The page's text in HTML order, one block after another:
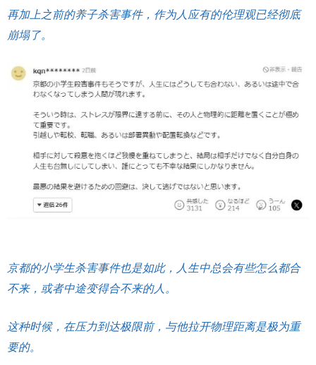
再加上之前的养子杀害事件，作为人应有的伦理观已经彻底
崩塌了。
京都的小学生杀害事件也是如此，人生中总会有些怎么都合
不来，或者中途变得合不来的人。
这种时候，在压力到达极限前，与他拉开物理距离是极为重
要的。